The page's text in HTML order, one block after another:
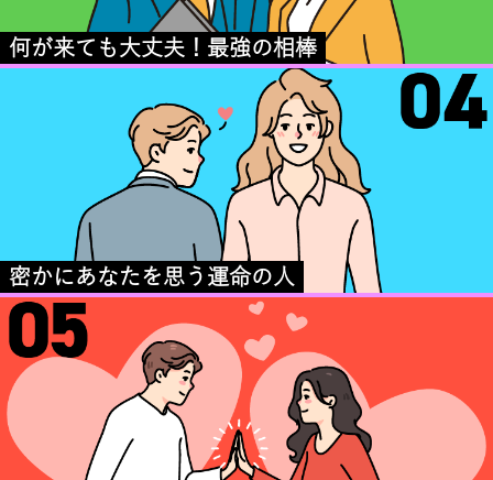
何が来ても大丈夫！最強の相棒
密かにあなたを思う運命の人